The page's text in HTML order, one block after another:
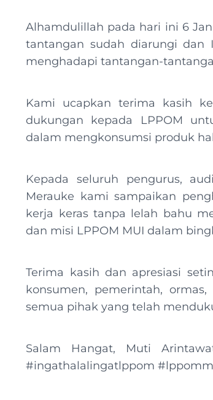
Alhamdulillah pada hari ini 6
tantangan sudah diarungi dan
menghadapi tantangan-
Kami ucapkan terima kasih
dukungan kepada LPPOM
dalam mengkonsumsi produk
Kepada seluruh pengurus,
Merauke kami sampaikan
kerja keras tanpa lelah bahu
dan misi LPPOM MUI dalam
Terima kasih dan apresiasi
konsumen, pemerintah,
semua pihak yang telah
Salam Hangat, Muti
#ingathalalingatlppom